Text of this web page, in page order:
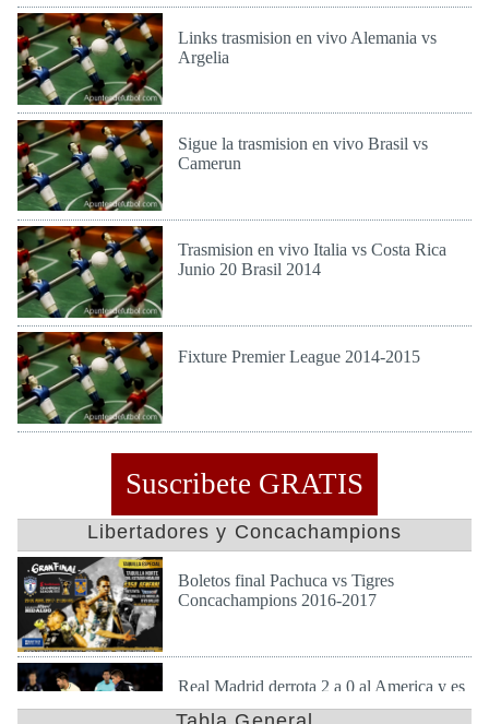
Links trasmision en vivo Alemania vs
Argelia
Sigue la trasmision en vivo Brasil vs
Camerun
Trasmision en vivo Italia vs Costa Rica
Junio 20 Brasil 2014
Fixture Premier League 2014-2015
Suscribete GRATIS
Libertadores y Concachampions
Boletos final Pachuca vs Tigres
Concachampions 2016-2017
Real Madrid derrota 2 a 0 al America y es
finalista en mundial de clubes